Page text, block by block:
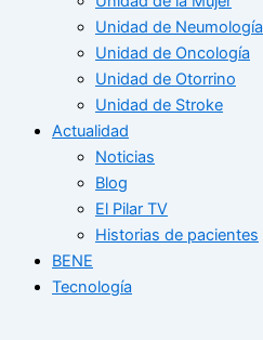
Unidad de Neumología
Unidad de Oncología
Unidad de Otorrino
Unidad de Stroke
Actualidad
Noticias
Blog
El Pilar TV
Historias de pacientes
BENE
Tecnología